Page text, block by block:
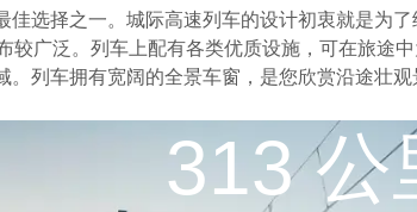
选择之一。城际高速列车的设计初衷就是为
广泛。列车上配有各类优质设施，可在旅途
列车拥有宽阔的全景车窗，是您欣赏沿途壮
313 公